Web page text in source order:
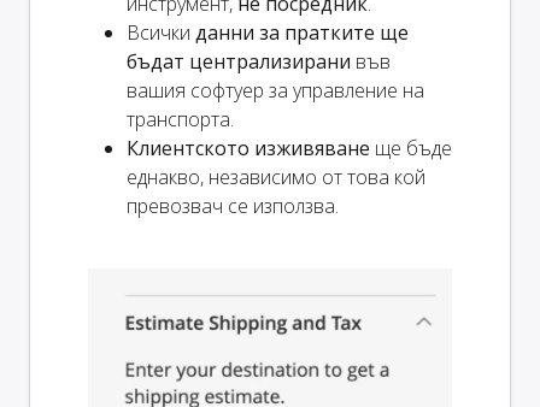
Всички данни за пратките ще
бъдат централизирани във
вашия софтуер за управление на
транспорта.
Клиентското изживяване ще бъде
еднакво, независимо от това кой
превозвач се използва.